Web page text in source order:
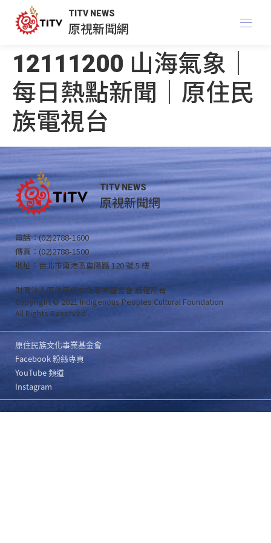
TITV NEWS
原視新聞網
12111200 山海氣象｜
每日熱點新聞｜原住民
族電視台
TITV NEWS
原視新聞網
電話：(02)2788-1600
傳真：(02)2788-1500
地址：台北市南港區重陽路 120 號 5 樓
財團法人原住民族文化事業基金會 版權所有
Copyright © 2021 Indigenous Peoples Cultural Foundation
All Rights Reserved .
原住民族文化事業基金會
Facebook 粉絲專頁
YouTube 頻道
Instagram